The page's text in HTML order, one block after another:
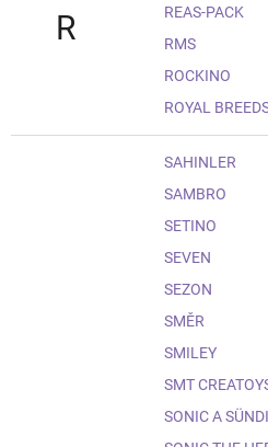
R
REAS-PACK
RMS
ROCKINO
ROYAL
SAHINLER
SAMBRO
SETINO
SEVEN
SEZON
SMĚR
SMILEY
SMT
SONIC A